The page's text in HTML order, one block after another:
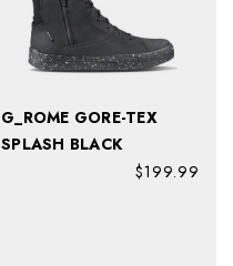
G_ROME GORE-TEX
SPLASH BLACK
$199.99